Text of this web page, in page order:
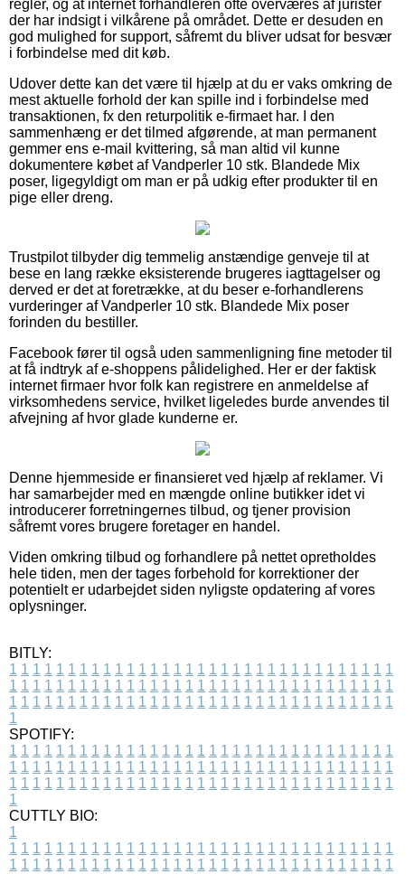
regler, og at internet forhandleren ofte overværes af jurister
der har indsigt i vilkårene på området. Dette er desuden en
god mulighed for support, såfremt du bliver udsat for besvær
i forbindelse med dit køb.
Udover dette kan det være til hjælp at du er vaks omkring de
mest aktuelle forhold der kan spille ind i forbindelse med
transaktionen, fx den returpolitik e-firmaet har. I den
sammenhæng er det tilmed afgørende, at man permanent
gemmer ens e-mail kvittering, så man altid vil kunne
dokumentere købet af Vandperler 10 stk. Blandede Mix
poser, ligegyldigt om man er på udkig efter produkter til en
pige eller dreng.
Trustpilot tilbyder dig temmelig anstændige genveje til at
bese en lang række eksisterende brugeres iagttagelser og
derved er det at foretrække, at du beser e-forhandlerens
vurderinger af Vandperler 10 stk. Blandede Mix poser
forinden du bestiller.
Facebook fører til også uden sammenligning fine metoder til
at få indtryk af e-shoppens pålidelighed. Her er der faktisk
internet firmaer hvor folk kan registrere en anmeldelse af
virksomhedens service, hvilket ligeledes burde anvendes til
afvejning af hvor glade kunderne er.
Denne hjemmeside er finansieret ved hjælp af reklamer. Vi
har samarbejder med en mængde online butikker idet vi
introducerer forretningernes tilbud, og tjener provision
såfremt vores brugere foretager en handel.
Viden omkring tilbud og forhandlere på nettet opretholdes
hele tiden, men der tages forbehold for korrektioner der
potentielt er udarbejdet siden nyligste opdatering af vores
oplysninger.
BITLY:
1 1 1 1 1 1 1 1 1 1 1 1 1 1 1 1 1 1 1 1 1 1 1 1 1 1 1 1 1 1 1 1 1
1 1 1 1 1 1 1 1 1 1 1 1 1 1 1 1 1 1 1 1 1 1 1 1 1 1 1 1 1 1 1 1 1
1 1 1 1 1 1 1 1 1 1 1 1 1 1 1 1 1 1 1 1 1 1 1 1 1 1 1 1 1 1 1 1 1
1
SPOTIFY:
1 1 1 1 1 1 1 1 1 1 1 1 1 1 1 1 1 1 1 1 1 1 1 1 1 1 1 1 1 1 1 1 1
1 1 1 1 1 1 1 1 1 1 1 1 1 1 1 1 1 1 1 1 1 1 1 1 1 1 1 1 1 1 1 1 1
1 1 1 1 1 1 1 1 1 1 1 1 1 1 1 1 1 1 1 1 1 1 1 1 1 1 1 1 1 1 1 1 1
1
CUTTLY BIO:
1
1 1 1 1 1 1 1 1 1 1 1 1 1 1 1 1 1 1 1 1 1 1 1 1 1 1 1 1 1 1 1 1 1
1 1 1 1 1 1 1 1 1 1 1 1 1 1 1 1 1 1 1 1 1 1 1 1 1 1 1 1 1 1 1 1 1